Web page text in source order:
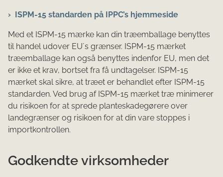
ISPM-15 standarden på IPPC’s hjemmeside
Med et ISPM-15 mærke kan din træemballage benyttes
til handel udover EU´s grænser. ISPM-15 mærket
træemballage kan også benyttes indenfor EU, men det
er ikke et krav, bortset fra få undtagelser. ISPM-15
mærket skal sikre, at træet er behandlet efter ISPM-15
standarden. Ved brug af ISPM-15 mærket træ minimerer
du risikoen for at sprede planteskadegørere over
landegrænser og risikoen for at din vare stoppes i
importkontrollen.
Godkendte virksomheder